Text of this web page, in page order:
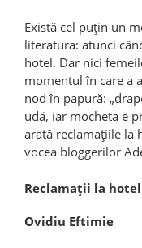
Există cel puțin un
literatura: atunci
hotel. Dar nici
momentul în care a
nod în papură:
udă, iar mocheta e
arată reclamațiile la
vocea bloggerilor
Reclamații la hotel
Ovidiu Eftimie